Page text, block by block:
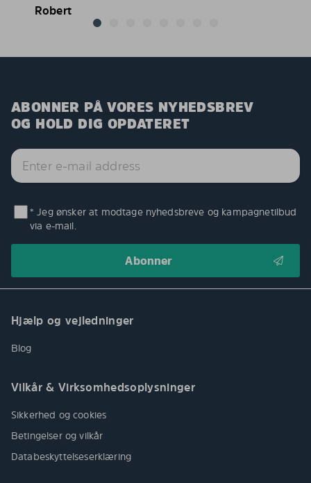
Robert
ABONNER PÅ VORES NYHEDSBREV
OG HOLD DIG OPDATERET
* Jeg ønsker at modtage nyhedsbreve og kampagnetilbud
via e-mail.
Hjælp og vejledninger
Blog
Vilkår & Virksomhedsoplysninger
Sikkerhed og cookies
Betingelser og vilkår
Databeskyttelseserklæring